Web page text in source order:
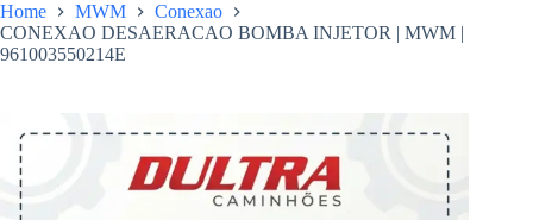
Home MWM
Conexao
CONEXAO DESAERACAO BOMBA INJETOR | MWM |
961003550214E